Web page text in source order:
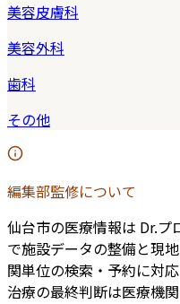
美容皮膚科
美容外科
歯科
その他
編集部監修について
仙台市の医療情報は Dr.プ
で施設データの整備と現
関単位の検索・予約に対
治療の最終判断は医療機